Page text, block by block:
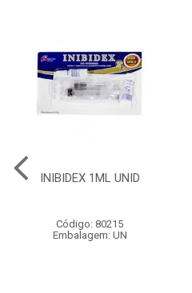
INIBIDEX 1ML UNID
Código: 80215
Embalagem: UN